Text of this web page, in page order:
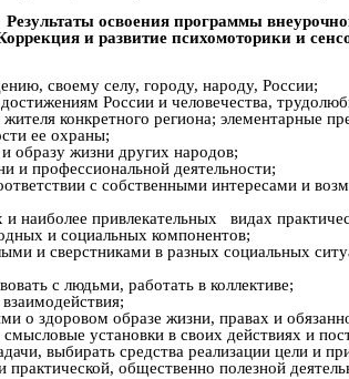
Результаты освоения программы
и развитие психомоторики и
своему селу, городу, народу, России;
России и человечества,
конкретного региона; элементарные
ее охраны;
образу жизни других народов;
и профессиональной деятельности;
с собственными интересами и
привлекательных видах
и социальных компонентов;
и сверстниками в разных социальных
с людьми, работать в коллективе;
о здоровом образе жизни, правах и
установки в своих действиях и
выбирать средства реализации цели и
общественно полезной